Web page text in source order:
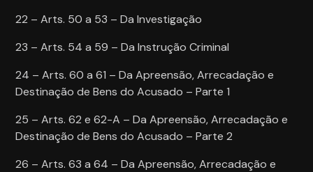
22 – Arts. 50 a 53 – Da Investigação
23 – Arts. 54 a 59 – Da Instrução Criminal
24 – Arts. 60 a 61 – Da Apreensão, Arrecadação e
Destinação de Bens do Acusado – Parte 1
25 – Arts. 62 e 62-A – Da Apreensão, Arrecadação e
Destinação de Bens do Acusado – Parte 2
26 – Arts. 63 a 64 – Da Apreensão, Arrecadação e